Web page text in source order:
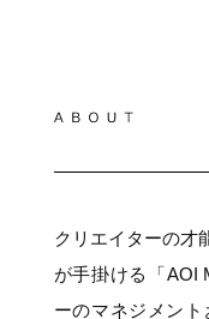
クリエイターの才
が手掛ける「AOI
ーのマネジメン